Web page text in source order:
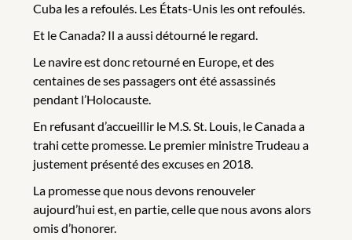
Cuba les a refoulés. Les États-Unis les ont refoulés.
Et le Canada? Il a aussi détourné le regard.
Le navire est donc retourné en Europe, et des
centaines de ses passagers ont été assassinés
pendant l’Holocauste.
En refusant d’accueillir le M.S. St. Louis, le Canada a
trahi cette promesse. Le premier ministre Trudeau a
justement présenté des excuses en 2018.
La promesse que nous devons renouveler
aujourd’hui est, en partie, celle que nous avons alors
omis d’honorer.